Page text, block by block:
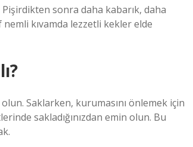
Pişirdikten sonra daha kabarık, daha
kıvamda lezzetli kekler elde
Saklarken, kurumasını önlemek için
sakladığınızdan emin olun. Bu